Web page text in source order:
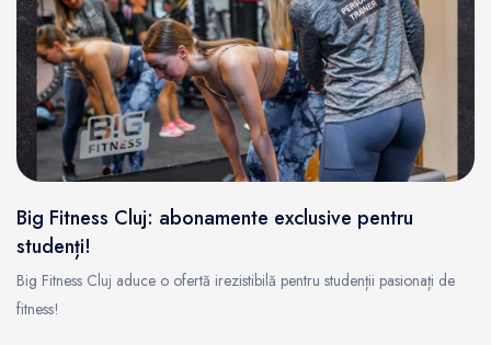
Big Fitness Cluj: abonamente exclusive pentru
studenți!
Big Fitness Cluj aduce o ofertă irezistibilă pentru studenții pasionați de
fitness!